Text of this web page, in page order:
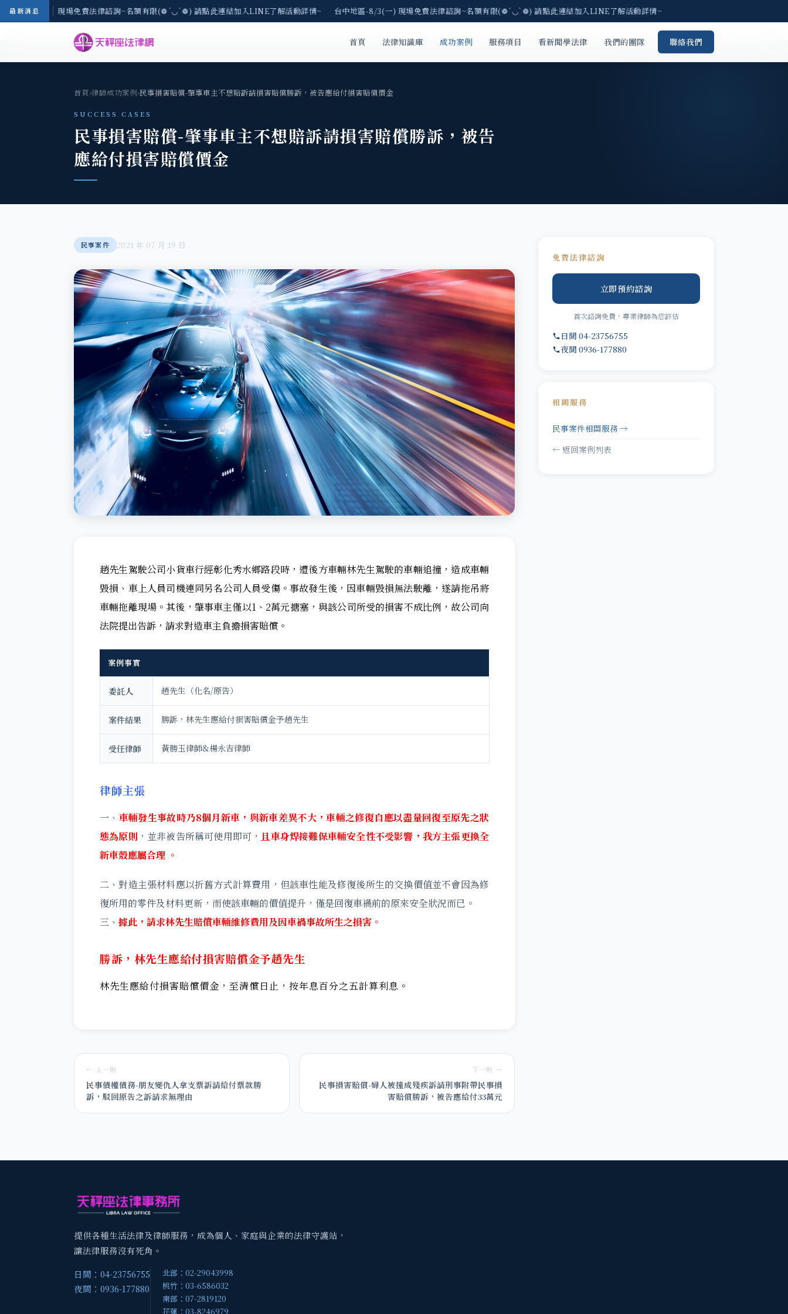
最新消息
區-8/3(一) 現場免費法律諮詢~名額有限(❁´◡`❁) 請點此連結加入LINE了解活動詳情~ 台中地區-8/3(一) 現場免費法律諮詢~名額有限(❁´◡`❁) 請點此連結加入LINE了解活動詳情~
首頁 法律知識庫 成功案例 服務項目 看新聞學法律 我們的團隊 聯絡我們
首頁›律師成功案例›民事損害賠償-肇事車主不想賠訴請損害賠償勝訴，被告應給付損害賠償價金
SUCCESS CASES
民事損害賠償-肇事車主不想賠訴請損害賠償勝訴，被告
應給付損害賠償價金
民事案件 2021 年 07 月 19 日
趙先生駕駛公司小貨車行經彰化秀水鄉路段時，遭後方車輛林先生駕駛的車輛追撞，造成車輛
毀損、車上人員司機連同另名公司人員受傷。事故發生後，因車輛毀損無法駛離，遂請拖吊將
車輛拖離現場。其後，肇事車主僅以1、2萬元搪塞，與該公司所受的損害不成比例，故公司向
法院提出告訴，請求對造車主負擔損害賠償。
案例事實
委託人 趙先生（化名/原告）
案件結果 勝訴，林先生應給付損害賠償金予趙先生
受任律師 黃勝玉律師&楊永吉律師
律師主張
一、 車輛發生事故時乃8個月新車，與新車差異不大，車輛之修復自應以盡量回復至原先之狀
態為原則，並非被告所稱可使用即可， 且車身焊接難保車輛安全性不受影響，我方主張更換全
新車殼應屬合理 。
二、對造主張材料應以折舊方式計算費用，但該車性能及修復後所生的交換價值並不會因為修
復所用的零件及材料更新，而使該車輛的價值提升，僅是回復車禍前的原來安全狀況而已。
三、 據此，請求林先生賠償車輛維修費用及因車禍事故所生之損害。
勝訴，林先生應給付損害賠償金予趙先生
林先生應給付損害賠償價金，至清償日止，按年息百分之五計算利息。
← 上一則
民事債權債務-朋友變仇人拿支票訴請給付票款勝
訴，駁回原告之訴請求無理由
下一則 →
民事損害賠償-婦人被撞成殘疾訴請刑事附帶民事損
害賠償勝訴，被告應給付33萬元
免費法律諮詢
立即預約諮詢
首次諮詢免費，專業律師為您評估
日間 04-23756755
夜間 0936-177880
相關服務
民事案件相關服務 →
← 返回案例列表
提供各種生活法律及律師服務，成為個人、家庭與企業的法律守護站，
讓法律服務沒有死角。
日間：04-23756755
夜間：0936-177880
北部：02-29043998
桃竹：03-6586032
南部：07-2819120
花蓮：03-8246979